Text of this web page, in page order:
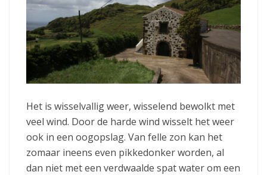
Het is wisselvallig weer, wisselend bewolkt met
veel wind. Door de harde wind wisselt het weer
ook in een oogopslag. Van felle zon kan het
zomaar ineens even pikkedonker worden, al
dan niet met een verdwaalde spat water om een